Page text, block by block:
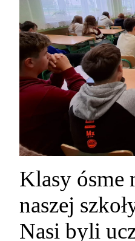
Klasy ósme
naszej
Nasi byli